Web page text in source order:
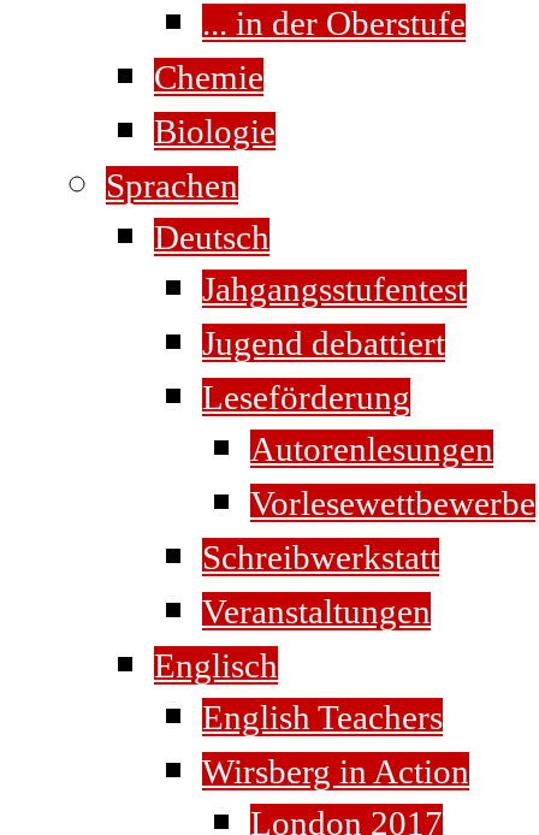
... in der Oberstufe
Chemie
Biologie
Sprachen
Deutsch
Jahgangsstufentest
Jugend debattiert
Leseförderung
Autorenlesungen
Vorlesewettbewerbe
Schreibwerkstatt
Veranstaltungen
Englisch
English Teachers
Wirsberg in Action
London 2017